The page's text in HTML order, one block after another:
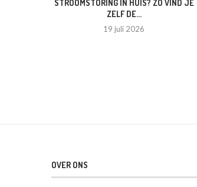
STROOMSTORING IN HUIS? ZO VIND JE
ZELF DE...
19 juli 2026
OVER ONS